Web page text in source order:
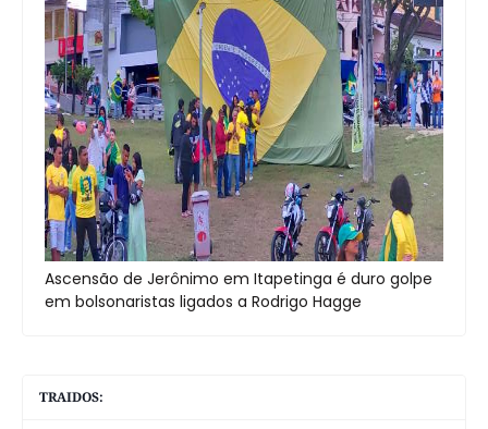
Ascensão de Jerônimo em Itapetinga é duro golpe
em bolsonaristas ligados a Rodrigo Hagge
TRAIDOS: